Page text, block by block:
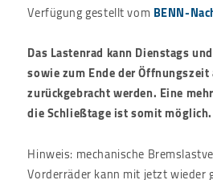
Verfügung gestellt vom BENN-
Das Lastenrad kann Dienstags
sowie zum Ende der
zurückgebracht werden. Eine
die Schließtage ist somit möglich.
Hinweis: mechanische
Vorderräder kann mit jetzt wieder